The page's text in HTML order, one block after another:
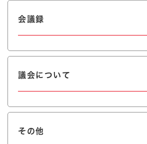
会議録
議会について
その他